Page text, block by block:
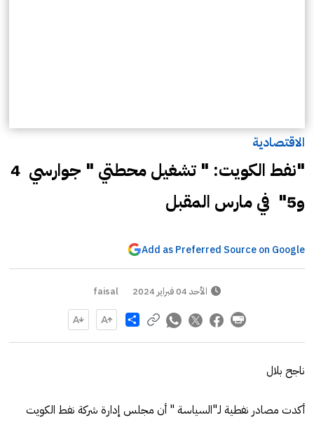
الاقتصادية
"نفط الكويت: " تشغيل محطتي " جوارسي 4
و5" في مارس المقبل
Add as Preferred Source on Google
الأحد 04 فبراير 2024 faisal
Share
ناجح بلال
أكدت مصادر نفطية لـ"السياسة " أن مجلس إدارة شركة نفط الكويت